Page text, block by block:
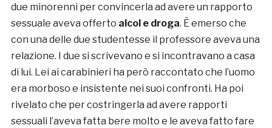
due minorenni per convincerla ad avere un rapporto
sessuale aveva offerto alcol e droga. È emerso che
con una delle due studentesse il professore aveva una
relazione. I due si scrivevano e si incontravano a casa
di lui. Lei ai carabinieri ha però raccontato che l’uomo
era morboso e insistente nei suoi confronti. Ha poi
rivelato che per costringerla ad avere rapporti
sessuali l’aveva fatta bere molto e le aveva fatto fare